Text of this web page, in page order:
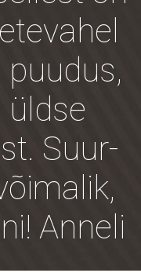
üldse
Suur-
Anneli